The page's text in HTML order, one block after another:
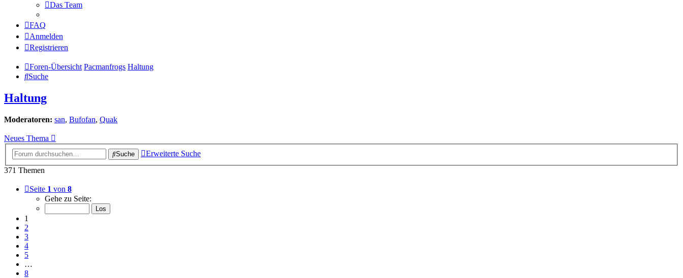
Das Team
FAQ
Anmelden
Registrieren
Foren-Übersicht Pacmanfrogs Haltung
Suche
Haltung
Moderatoren: san, Bufofan, Quak
Neues Thema
Suche
Erweiterte Suche
371 Themen
Seite 1 von 8
Gehe zu Seite:
1
2
3
4
5
…
8